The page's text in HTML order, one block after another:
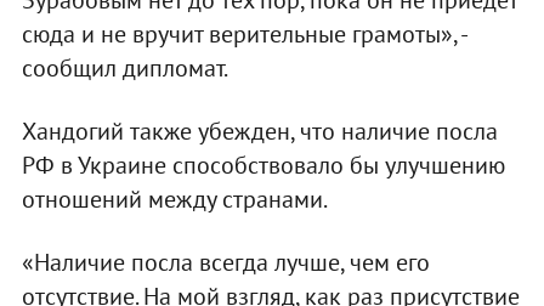
сюда и не вручит верительные грамоты», -
сообщил дипломат.
Хандогий также убежден, что наличие посла
РФ в Украине способствовало бы улучшению
отношений между странами.
«Наличие посла всегда лучше, чем его
отсутствие. На мой взгляд, как раз присутствие